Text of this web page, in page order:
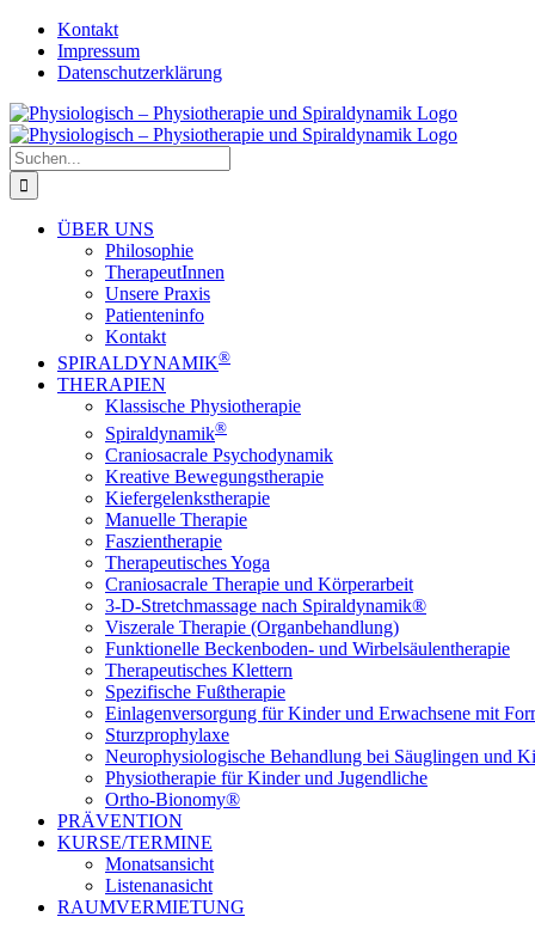
Zum
Inhalt
springen
Kontakt
Impressum
Datenschutzerklärung
Suche
nach:
ÜBER UNS
Philosophie
TherapeutInnen
Unsere Praxis
Patienteninfo
Kontakt
SPIRALDYNAMIK®
THERAPIEN
Klassische Physiotherapie
Spiraldynamik®
Craniosacrale Psychodynamik
Kreative Bewegungstherapie
Kiefergelenkstherapie
Manuelle Therapie
Faszientherapie
Therapeutisches Yoga
Craniosacrale Therapie und Körperarbeit
3-D-Stretchmassage nach Spiraldynamik®
Viszerale Therapie (Organbehandlung)
Funktionelle Beckenboden- und Wirbelsäulentherapie
Therapeutisches Klettern
Spezifische Fußtherapie
Einlagenversorgung für Kinder und Erwachsene mit
Sturzprophylaxe
Neurophysiologische Behandlung bei Säuglingen und
Physiotherapie für Kinder und Jugendliche
Ortho-Bionomy®
PRÄVENTION
KURSE/TERMINE
Monatsansicht
Listenanasicht
RAUMVERMIETUNG